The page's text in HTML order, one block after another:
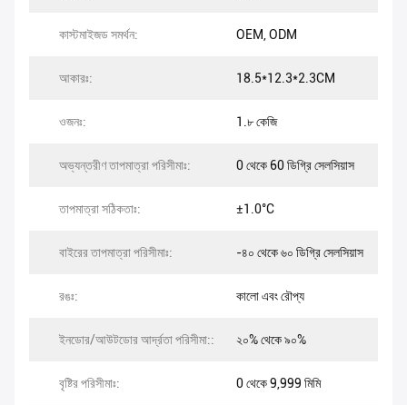
কাস্টমাইজড সমর্থন: OEM, ODM
আকারঃ: 18.5*12.3*2.3CM
ওজনঃ: 1.৮ কেজি
অভ্যন্তরীণ তাপমাত্রা পরিসীমাঃ: 0 থেকে 60 ডিগ্রি সেলসিয়াস
তাপমাত্রা সঠিকতাঃ: ±1.0°C
বাইরের তাপমাত্রা পরিসীমাঃ: -৪০ থেকে ৬০ ডিগ্রি সেলসিয়াস
রঙঃ: কালো এবং রৌপ্য
ইনডোর/আউটডোর আর্দ্রতা পরিসীমা:: ২০% থেকে ৯০%
বৃষ্টির পরিসীমাঃ: 0 থেকে 9,999 মিমি